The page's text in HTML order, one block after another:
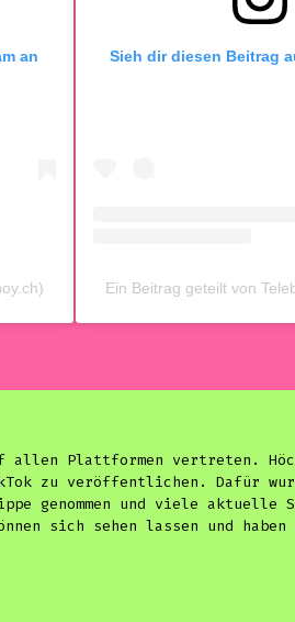
an Sieh dir diesen Beitrag
Ein Beitrag geteilt von
allen Plattformen vertreten.
zu veröffentlichen. Dafür
genommen und viele aktuelle
sich sehen lassen und